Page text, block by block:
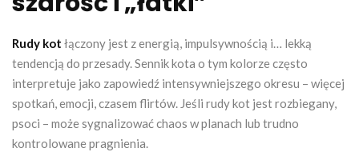
Rudy kot łączony jest z energią, impulsywnością i… lekką
tendencją do przesady. Sennik kota o tym kolorze często
interpretuje jako zapowiedź intensywniejszego okresu – więcej
spotkań, emocji, czasem flirtów. Jeśli rudy kot jest rozbiegany,
psoci – może sygnalizować chaos w planach lub trudno
kontrolowane pragnienia.